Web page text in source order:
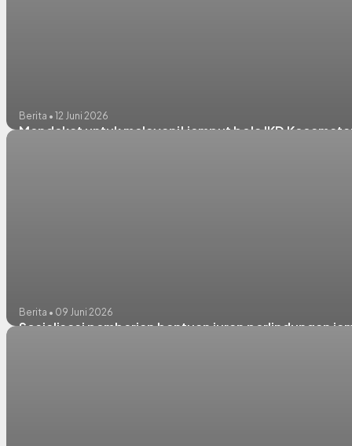
Berita • 12 Juni 2026
Mendekat untuk melayani! jemput bola IKD
Berita • 09 Juni 2026
Sosialisasi pemberian bantuan iuran perlindungan